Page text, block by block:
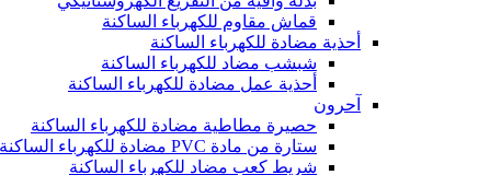
قماش مقاوم للكهرباء الساكنة
أحذية مضادة للكهرباء الساكنة
شبشب مضاد للكهرباء الساكنة
أحذية عمل مضادة للكهرباء الساكنة
آحرون
حصيرة مطاطية مضادة للكهرباء الساكنة
ستارة من مادة PVC مضادة للكهرباء الساكنة
شريط كعب مضاد للكهرباء الساكنة